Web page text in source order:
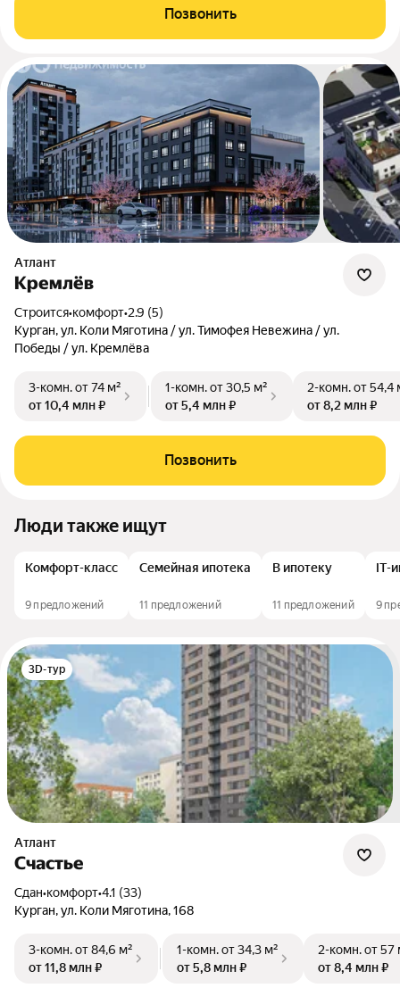
Позвонить
Атлант
Кремлёв
Строится•комфорт•2.9 (5)
Курган, ул. Коли Мяготина / ул. Тимофея Невежина / ул.
Победы / ул. Кремлёва
3-комн.от 74 м²
от 10,4 млн ₽
1-комн.от 30,5 м²
от 5,4 млн ₽
2-комн.от 54,4
от 8,2 млн ₽
Позвонить
Люди также ищут
Комфорт-класс
9 предложений
Семейная ипотека
11 предложений
В ипотеку
11 предложений
IT-
9
3D-тур
Атлант
Счастье
Сдан•комфорт•4.1 (33)
Курган, ул. Коли Мяготина, 168
3-комн.от 84,6 м²
от 11,8 млн ₽
1-комн.от 34,3 м²
от 5,8 млн ₽
2-комн.от 57
от 8,4 млн ₽